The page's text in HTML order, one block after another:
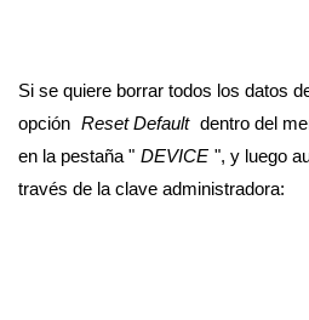
Si se quiere borrar todos los datos
opción Reset Default dentro del
en la pestaña " DEVICE ", y luego
través de la clave administradora: